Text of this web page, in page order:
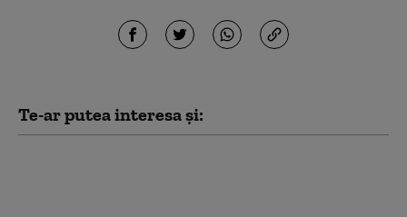
Te-ar putea interesa și: